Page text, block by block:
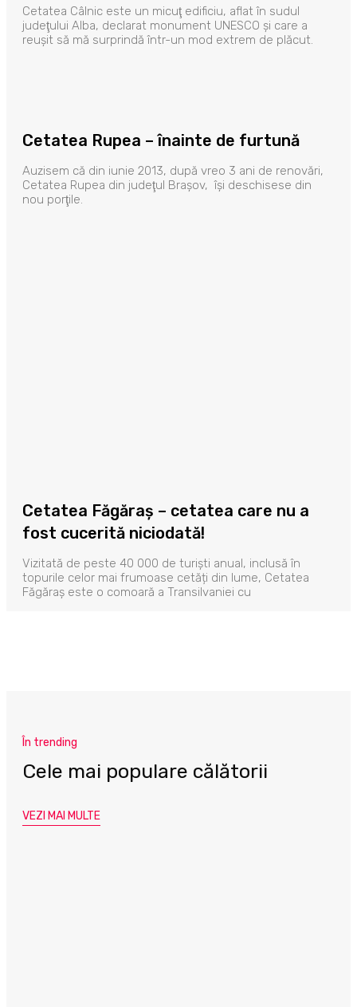
Cetatea Câlnic este un micuţ edificiu, aflat în sudul
judeţului Alba, declarat monument UNESCO şi care a
reuşit să mă surprindă într-un mod extrem de plăcut.
Cetatea Rupea – înainte de furtună
Auzisem că din iunie 2013, după vreo 3 ani de renovări,
Cetatea Rupea din judeţul Braşov, îşi deschisese din
nou porţile.
Cetatea Făgăraș – cetatea care nu a
fost cucerită niciodată!
Vizitată de peste 40 000 de turiști anual, inclusă în
topurile celor mai frumoase cetăți din lume, Cetatea
Făgăraș este o comoară a Transilvaniei cu
În trending
Cele mai populare călătorii
VEZI MAI MULTE